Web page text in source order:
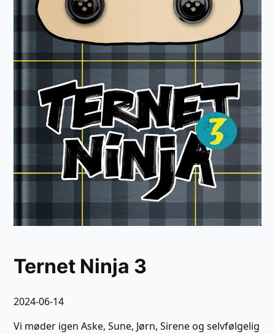
Ternet Ninja 3
2024-06-14
Vi møder igen Aske, Sune, Jørn, Sirene og selvfølgelig